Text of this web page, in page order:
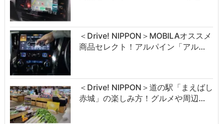
＜Drive! NIPPON＞MOBILAオススメ
商品セレクト！アルパイン「アル…
＜Drive! NIPPON＞道の駅「まえばし
赤城」の楽しみ方！グルメや周辺…